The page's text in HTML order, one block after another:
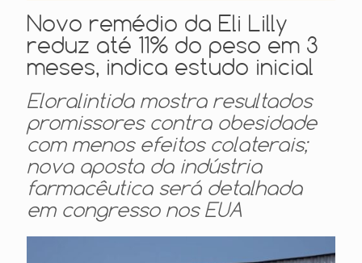
Novo remédio da Eli Lilly
reduz até 11% do peso em 3
meses, indica estudo inicial
Eloralintida mostra resultados
promissores contra obesidade
com menos efeitos colaterais;
nova aposta da indústria
farmacêutica será detalhada
em congresso nos EUA